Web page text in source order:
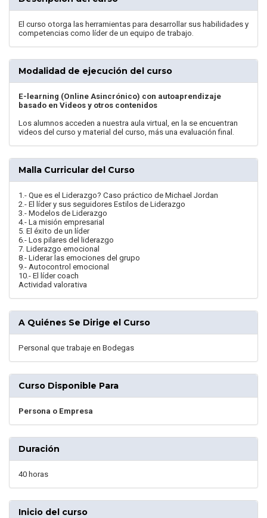
El curso otorga las herramientas para desarrollar sus habilidades y
competencias como líder de un equipo de trabajo.
Modalidad de ejecución del curso
E-learning (Online Asincrónico) con autoaprendizaje
basado en Videos y otros contenidos
Los alumnos acceden a nuestra aula virtual, en la se encuentran
videos del curso y material del curso, más una evaluación final.
Malla Curricular del Curso
1.- Que es el Liderazgo? Caso práctico de Michael Jordan
2.- El líder y sus seguidores Estilos de Liderazgo
3.- Modelos de Liderazgo
4.- La misión empresarial
5. El éxito de un líder
6.- Los pilares del liderazgo
7. Liderazgo emocional
8.- Liderar las emociones del grupo
9.- Autocontrol emocional
10.- El líder coach
Actividad valorativa
A Quiénes Se Dirige el Curso
Personal que trabaje en Bodegas
Curso Disponible Para
Persona o Empresa
Duración
40 horas
Inicio del curso